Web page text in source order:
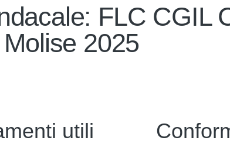
FLC CGIL
2025
utili